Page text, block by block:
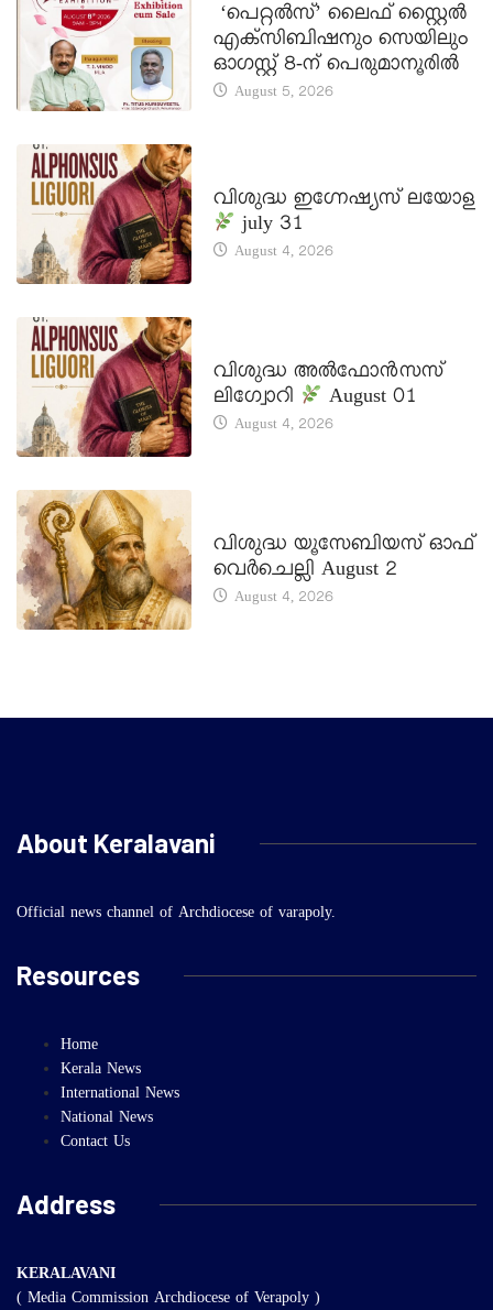
‘പെറ്റൽസ്’ ലൈഫ് സ്റ്റൈൽ
എക്സിബിഷനും സെയിലും
ഓഗസ്റ്റ് 8-ന് പെരുമാനൂരിൽ
August 5, 2026
വിശുദ്ധ ഇഗ്നേഷ്യസ് ലയോള
july 31
August 4, 2026
വിശുദ്ധ അൽഫോൻസസ്
ലിഗ്വോറി
August 01
August 4, 2026
വിശുദ്ധ യൂസേബിയസ് ഓഫ്
വെർചെല്ലി August 2
August 4, 2026
About Keralavani
Official news channel of Archdiocese of varapoly.
Resources
Home
Kerala News
International News
National News
Contact Us
Address
KERALAVANI
( Media Commission Archdiocese of Verapoly )